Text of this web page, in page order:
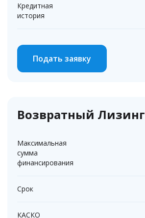
Кредитная
история
Подать заявку
Возвратный Лизинг
Максимальная
сумма
финансирования
Срок
КАСКО